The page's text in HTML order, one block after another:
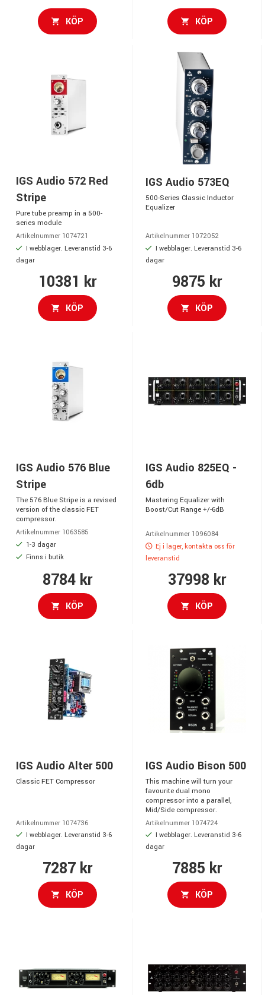
KÖP KÖP
IGS Audio 572 Red
Stripe
Pure tube preamp in a 500-
series module
Artikelnummer 1074721
I webblager. Leveranstid 3-6
dagar
10381 kr
KÖP
IGS Audio 573EQ
500-Series Classic Inductor
Equalizer
Artikelnummer 1072052
I webblager. Leveranstid 3-6
dagar
9875 kr
KÖP
IGS Audio 576 Blue
Stripe
The 576 Blue Stripe is a revised
version of the classic FET
compressor.
Artikelnummer 1063585
1-3 dagar
Finns i butik
8784 kr
KÖP
IGS Audio 825EQ -
6db
Mastering Equalizer with
Boost/Cut Range +/-6dB
Artikelnummer 1096084
Ej i lager, kontakta oss för
leveranstid
37998 kr
KÖP
IGS Audio Alter 500
Classic FET Compressor
Artikelnummer 1074736
I webblager. Leveranstid 3-6
dagar
7287 kr
KÖP
IGS Audio Bison 500
This machine will turn your
favourite dual mono
compressor into a parallel,
Mid/Side compressor.
Artikelnummer 1074724
I webblager. Leveranstid 3-6
dagar
7885 kr
KÖP